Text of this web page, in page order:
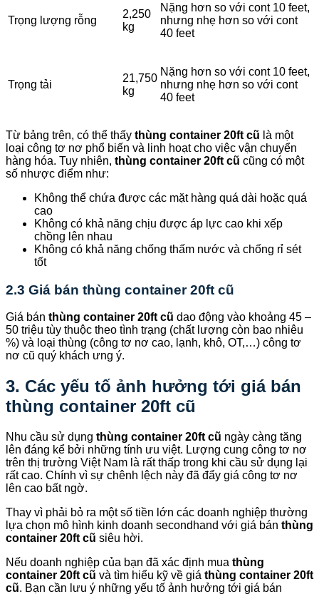
Trọng lượng rỗng
2,250
kg
Nặng hơn so với cont 10 feet,
nhưng nhẹ hơn so với cont
40 feet
Trọng tải
21,750
kg
Nặng hơn so với cont 10 feet,
nhưng nhẹ hơn so với cont
40 feet
Từ bảng trên, có thể thấy thùng container 20ft cũ là một
loại công tơ nơ phổ biến và linh hoạt cho việc vận chuyển
hàng hóa. Tuy nhiên, thùng container 20ft cũ cũng có một
số nhược điểm như:
Không thể chứa được các mặt hàng quá dài hoặc quá
cao
Không có khả năng chịu được áp lực cao khi xếp
chồng lên nhau
Không có khả năng chống thấm nước và chống rỉ sét
tốt
2.3 Giá bán thùng container 20ft cũ
Giá bán thùng container 20ft cũ dao động vào khoảng 45 –
50 triệu tùy thuộc theo tình trạng (chất lượng còn bao nhiêu
%) và loại thùng (công tơ nơ cao, lạnh, khô, OT,…) công tơ
nơ cũ quý khách ưng ý.
3. Các yếu tố ảnh hưởng tới giá bán
thùng container 20ft cũ
Nhu cầu sử dụng thùng container 20ft cũ ngày càng tăng
lên đáng kể bởi những tính ưu việt. Lượng cung công tơ nơ
trên thị trường Việt Nam là rất thấp trong khi cầu sử dụng lại
rất cao. Chính vì sự chênh lệch này đã đẩy giá công tơ nơ
lên cao bất ngờ.
Thay vì phải bỏ ra một số tiền lớn các doanh nghiệp thường
lựa chọn mô hình kinh doanh secondhand với giá bán thùng
container 20ft cũ siêu hời.
Nếu doanh nghiệp của bạn đã xác định mua thùng
container 20ft cũ và tìm hiểu kỹ về giá thùng container 20ft
cũ. Bạn cần lưu ý những yếu tố ảnh hưởng tới giá bán